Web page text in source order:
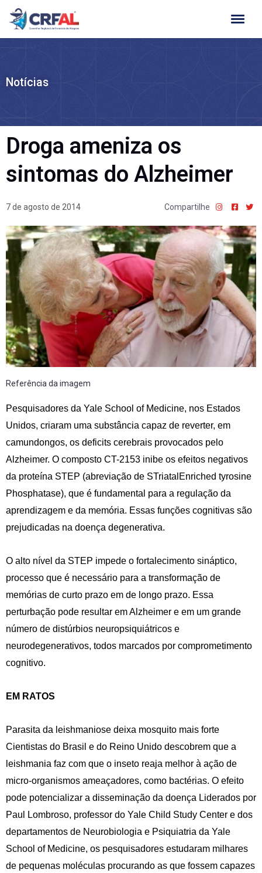
Ir
para
Notícias
Droga ameniza os
sintomas do Alzheimer
7 de agosto de 2014 Compartilhe
Referência da imagem
Pesquisadores da Yale School of Medicine, nos Estados
Unidos, criaram uma substância capaz de reverter, em
camundongos, os deficits cerebrais provocados pelo
Alzheimer. O composto CT-2153 inibe os efeitos negativos
da proteína STEP (abreviação de STriatalEnriched tyrosine
Phosphatase), que é fundamental para a regulação da
aprendizagem e da memória. Essas funções cognitivas são
prejudicadas na doença degenerativa.
O alto nível da STEP impede o fortalecimento sináptico,
processo que é necessário para a transformação de
memórias de curto prazo em de longo prazo. Essa
perturbação pode resultar em Alzheimer e em um grande
número de distúrbios neuropsiquiátricos e
neurodegenerativos, todos marcados por comprometimento
cognitivo.
EM RATOS
Parasita da leishmaniose deixa mosquito mais forte
Cientistas do Brasil e do Reino Unido descobrem que a
leishmania faz com que o inseto reaja melhor à ação de
micro-organismos ameaçadores, como bactérias. O efeito
pode potencializar a disseminação da doença Liderados por
Paul Lombroso, professor do Yale Child Study Center e dos
departamentos de Neurobiologia e Psiquiatria da Yale
School of Medicine, os pesquisadores estudaram milhares
de pequenas moléculas procurando as que fossem capazes